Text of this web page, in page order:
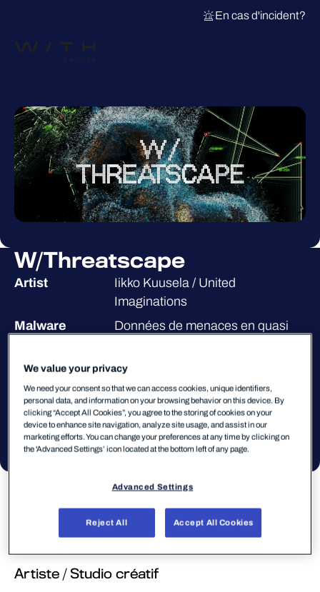
En cas d'incident?
W/Threatscape
Artist
Iikko Kuusela / United
Imaginations
Malware
Données de menaces en quasi
Année
2024
Matière
Installation interactive avec écran
LCD, ordinateur et capteur de
reconnaissance gestuelle.
À propos del’artiste
Artiste / Studio créatif
We value your privacy
We need your consent so that we can access cookies, unique identifiers,
personal data, and information on your browsing behavior on this device. By
clicking “Accept All Cookies”, you agree to the storing of cookies on your
device to enhance site navigation, analyze site usage, and assist in our
marketing efforts. You can change your preferences at any time by clicking on
the 'Advanced Settings’ icon located at the bottom left of any page.
Advanced Settings
Reject All Accept All Cookies